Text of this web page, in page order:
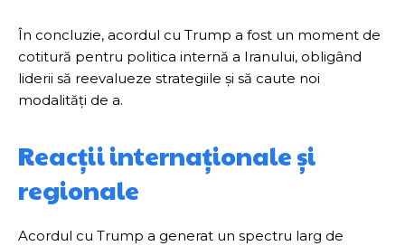
În concluzie, acordul cu Trump a fost un moment de
cotitură pentru politica internă a Iranului, obligând
liderii să reevalueze strategiile și să caute noi
modalități de a.
Reacții internaționale și
regionale
Acordul cu Trump a generat un spectru larg de